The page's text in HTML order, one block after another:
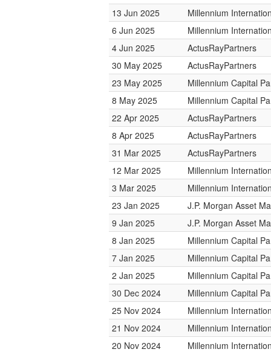
13 Jun 2025
Millennium
6 Jun 2025
Millennium
4 Jun 2025
ActusRayPartners
30 May 2025
ActusRayPartners
23 May 2025
Millennium Capital
8 May 2025
Millennium Capital
22 Apr 2025
ActusRayPartners
8 Apr 2025
ActusRayPartners
31 Mar 2025
ActusRayPartners
12 Mar 2025
Millennium
3 Mar 2025
Millennium
23 Jan 2025
J.P. Morgan Asset
9 Jan 2025
J.P. Morgan Asset
8 Jan 2025
Millennium Capital
7 Jan 2025
Millennium Capital
2 Jan 2025
Millennium Capital
30 Dec 2024
Millennium Capital
25 Nov 2024
Millennium
21 Nov 2024
Millennium
20 Nov 2024
Millennium